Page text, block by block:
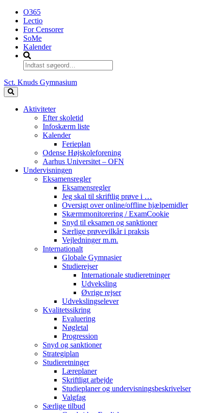
O365
Lectio
For Censorer
SoMe
Kalender
Sct. Knuds Gymnasium
Aktiviteter
Efter skoletid
Infoskærm liste
Kalender
Ferieplan
Odense Højskoleforening
Aarhus Universitet – OFN
Undervisningen
Eksamensregler
Eksamensregler
Jeg skal til skriftlig prøve i …
Oversigt over online/offline hjælpemidler
Skærmmonitorering / ExamCookie
Snyd til eksamen og sanktioner
Særlige prøvevilkår i praksis
Vejledninger m.m.
Internationalt
Globale Gymnasier
Studierejser
Internationale studieretninger
Udveksling
Øvrige rejser
Udvekslingselever
Kvalitetssikring
Evaluering
Nøgletal
Progression
Snyd og sanktioner
Strategiplan
Studieretninger
Læreplaner
Skriftligt arbejde
Studieplaner og undervisningsbeskrivelser
Valgfag
Særlige tilbud